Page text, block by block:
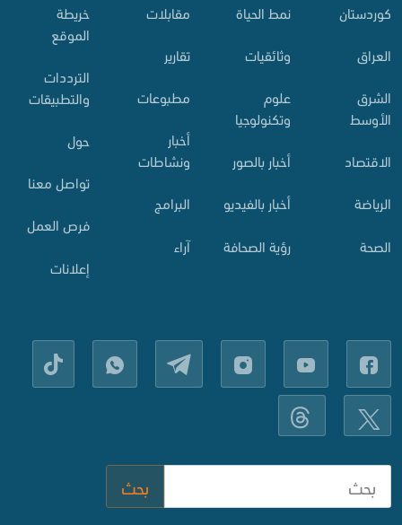
کوردستان
العراق
الشرق
الأوسط
الاقتصاد
الرياضة
الصحة
نمط الحياة
وثائقيات
علوم
وتكنولوجيا
أخبار بالصور
أخبار بالفيديو
رؤية الصحافة
مقابلات
تقارير
مطبوعات
أخبار
ونشاطات
البرامج
آراء
خريطة
الموقع
الترددات
والتطبيقات
حول
تواصل معنا
فرص العمل
إعلانات
بحث